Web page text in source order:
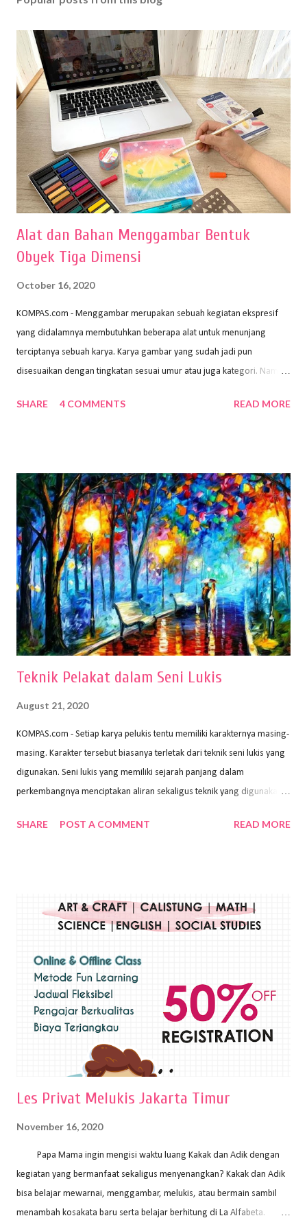
Alat dan Bahan Menggambar Bentuk
Obyek Tiga Dimensi
October 16, 2020
KOMPAS.com - Menggambar merupakan sebuah kegiatan ekspresif
yang didalamnya membutuhkan beberapa alat untuk menunjang
terciptanya sebuah karya. Karya gambar yang sudah jadi pun
disesuaikan dengan tingkatan sesuai umur atau juga kategori. Namun,
sehingga hasilnya bisa dilihat. Peran alat dan bahan sangat
memiliki spesifikasi berbeda sesuai jenisnya. Berikut peralatan
menggambar bentuk: 1. Kertas Gambar Kegiatan menggambar
membutuhkan kertas yang baik agar proses pembuatan gambar lebih
nyaman dan maksimal. Bahan kertas yang baik salah satu syaratnya
adalah tidak mudah sobek, mengingat menggambar merupakan
proses menggores dan menghapus. Kertas adalah bahan yang paling
ideal digunakan untuk menggambar. Dalam menggambar
menggunakan pen...
SHARE 4 COMMENTS READ MORE
Teknik Pelakat dalam Seni Lukis
August 21, 2020
KOMPAS.com - Setiap karya pelukis tentu memiliki karakternya masing-
masing. Karakter tersebut biasanya terletak dari teknik seni lukis yang
digunakan. Seni lukis yang memiliki sejarah panjang dalam
perkembangnya menciptakan aliran sekaligus teknik yang digunakan.
Wayan Kun Adnyana, teknik yang berbeda tentunya akan
menggunakan bahan dasar cat air, cat akrilik, atau cat minyak dengan
sapuan warna cat yang tebal. Dengan memberikan sapuan warna
pelukis untuk menghasilkan lukisan yang mempesona dan tentunya
bernilai tinggi. Ciri teknik plakat Ciri-ciri teknik plakat, yaitu: Sapuan
warna yang kental dan tebal. Hasil lukisan menutupi seluruh bagian
medianya Mem...
SHARE POST A COMMENT READ MORE
Les Privat Melukis Jakarta Timur
November 16, 2020
Papa Mama ingin mengisi waktu luang Kakak dan Adik dengan
kegiatan yang bermanfaat sekaligus menyenangkan? Kakak dan Adik
bisa belajar mewarnai, menggambar, melukis, atau bermain sambil
menambah kosakata baru serta belajar berhitung di La Alfabeta.